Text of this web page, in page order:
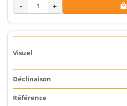
- + 